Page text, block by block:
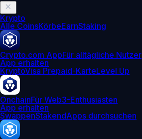
Krypto
Alle CoinsKörbeEarnStaking
Crypto.com AppFür alltägliche Nutzer
App erhalten
KryptoVisa Prepaid-KarteLevel Up
OnchainFür Web3-Enthusiasten
App erhalten
SwappenStakendApps durchsuchen